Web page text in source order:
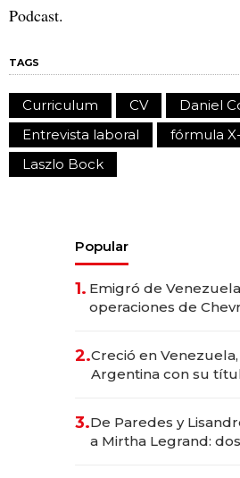
Podcast.
TAGS
Curriculum CV
Daniel
Entrevista laboral
fórmula
Laszlo Bock
Popular
1. Emigró de
operaciones de
2.Creció en
Argentina con su
las marcas "fast
3.De Paredes y
a Mirtha Legrand: